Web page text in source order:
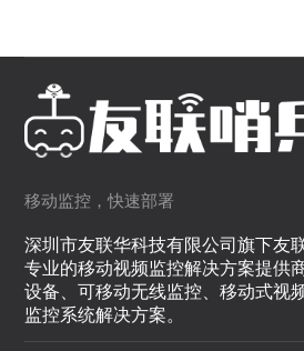
移动监控，快速部署
深圳市友联华科技有限公司旗下友
专业的移动视频监控解决方案提供
设备、可移动无线监控、移动式视
监控系统解决方案。